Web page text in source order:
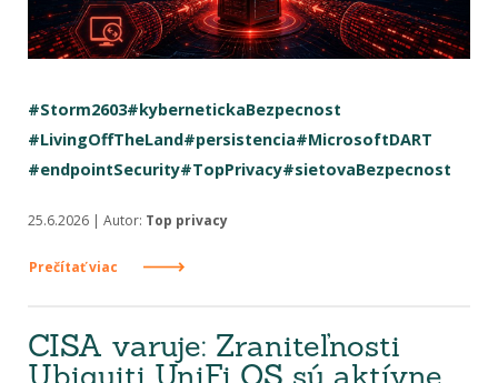
#Storm2603#kybernetickaBezpecnost
#LivingOffTheLand#persistencia#MicrosoftDART
#endpointSecurity#TopPrivacy#sietovaBezpecnost
25.6.2026 | Autor: Top privacy
Prečítať viac
CISA varuje: Zraniteľnosti